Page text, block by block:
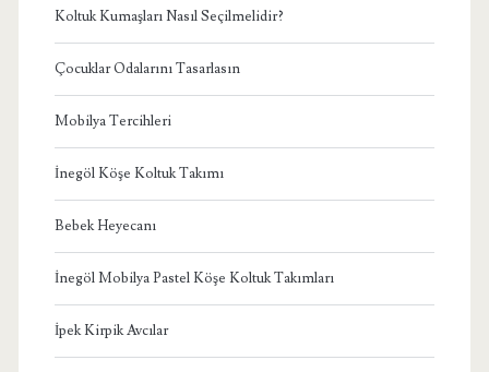
Koltuk Kumaşları Nasıl Seçilmelidir?
Çocuklar Odalarını Tasarlasın
Mobilya Tercihleri
İnegöl Köşe Koltuk Takımı
Bebek Heyecanı
İnegöl Mobilya Pastel Köşe Koltuk Takımları
İpek Kirpik Avcılar